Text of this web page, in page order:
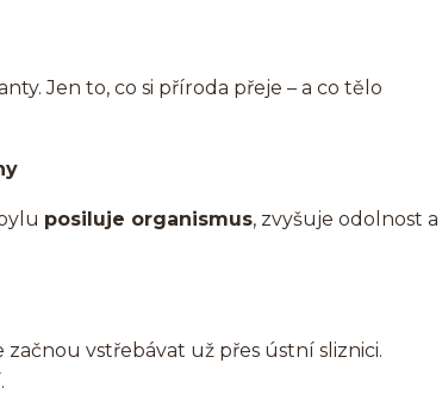
Jen to, co si příroda přeje – a co tělo
posiluje organismus, zvyšuje odolnost a
začnou vstřebávat už přes ústní sliznici.